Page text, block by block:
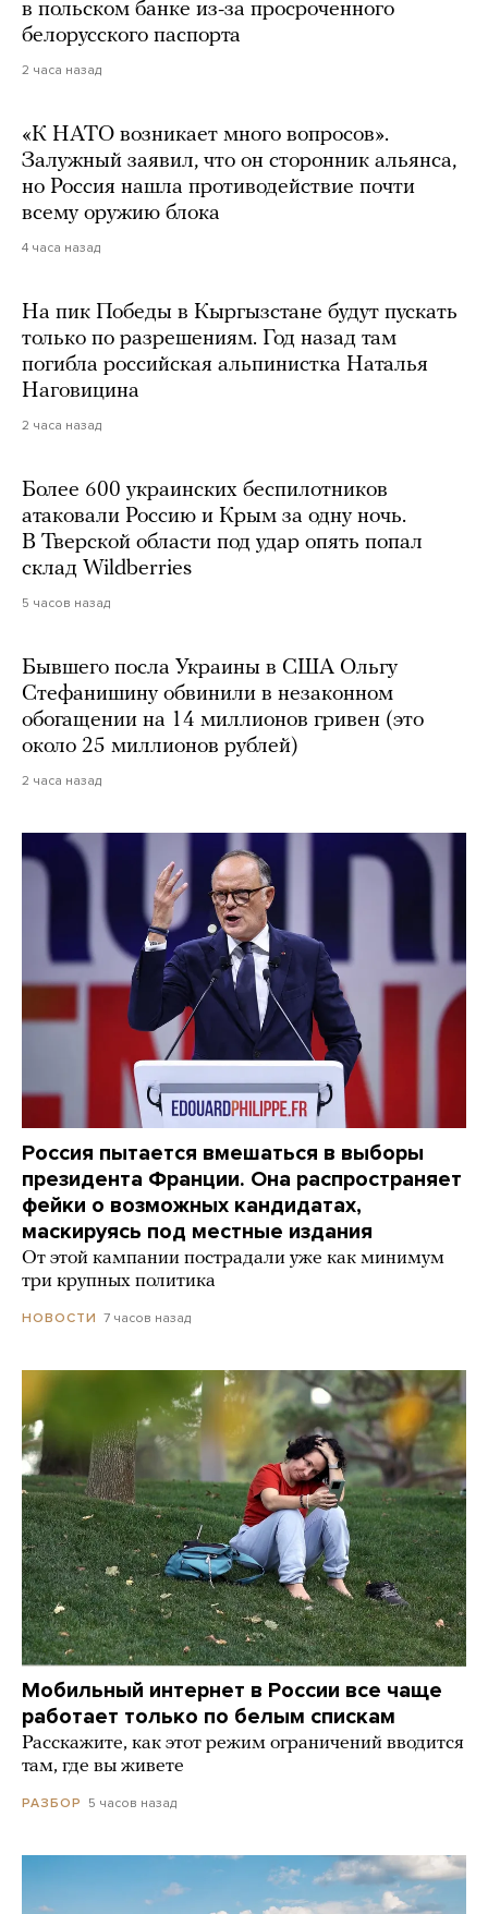
в польском банке из-за просроченного
белорусского паспорта
2 часа назад
«К НАТО возникает много вопросов».
Залужный заявил, что он сторонник альянса,
но Россия нашла противодействие почти
всему оружию блока
4 часа назад
На пик Победы в Кыргызстане будут пускать
только по разрешениям. Год назад там
погибла российская альпинистка Наталья
Наговицина
2 часа назад
Более 600 украинских беспилотников
атаковали Россию и Крым за одну ночь.
В Тверской области под удар опять попал
склад Wildberries
5 часов назад
Бывшего посла Украины в США Ольгу
Стефанишину обвинили в незаконном
обогащении на 14 миллионов гривен (это
около 25 миллионов рублей)
2 часа назад
Россия пытается вмешаться в выборы
президента Франции. Она распространяет
фейки о возможных кандидатах,
маскируясь под местные издания
От этой кампании пострадали уже как минимум
три крупных политика
НОВОСТИ 7 часов назад
Мобильный интернет в России все чаще
работает только по белым спискам
Расскажите, как этот режим ограничений вводится
там, где вы живете
РАЗБОР 5 часов назад